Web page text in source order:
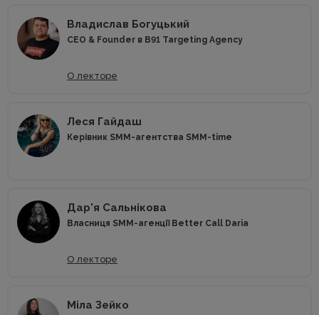
Владислав Богуцький
CEO & Founder в B91 Targeting Agency
О лекторе
Леся Гайдаш
Керівник SMM-агентства SMM-time
Дар'я Сальнікова
Власниця SMM-агенції Better Call Daria
О лекторе
Mіла Зейко